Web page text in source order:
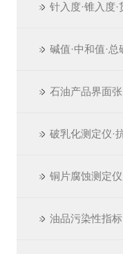
针入度·锥入度
碱值·中和值·
石油产品界面
破乳化测定仪·
铜片腐蚀测定
油品污染性指